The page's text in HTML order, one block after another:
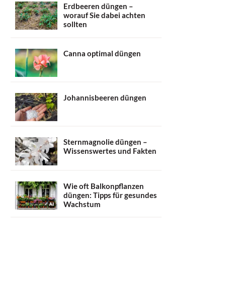
Erdbeeren düngen –
worauf Sie dabei achten
sollten
Canna optimal düngen
Johannisbeeren düngen
Sternmagnolie düngen –
Wissenswertes und Fakten
Wie oft Balkonpflanzen
düngen: Tipps für gesundes
Wachstum